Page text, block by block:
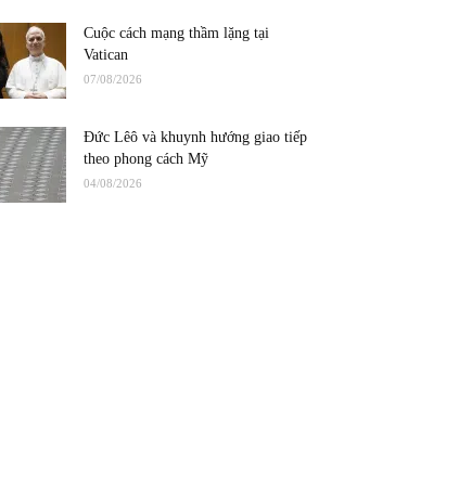
Cuộc cách mạng thầm lặng tại
Vatican
07/08/2026
Đức Lêô và khuynh hướng giao tiếp
theo phong cách Mỹ
04/08/2026